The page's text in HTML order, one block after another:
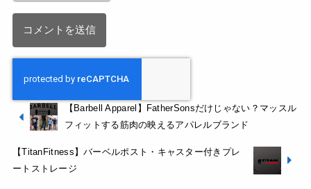
【Barbell Apparel】FatherSonsだけじゃない？マッスル
フィットする筋肉の映えるアパレルブランド
【TitanFitness】バーベルポスト・キャスター付きプレ
ートストレージ